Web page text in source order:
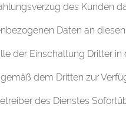
des Kunden
Daten an
der Einschaltung Dritter
dem Dritten zur
des Dienstes